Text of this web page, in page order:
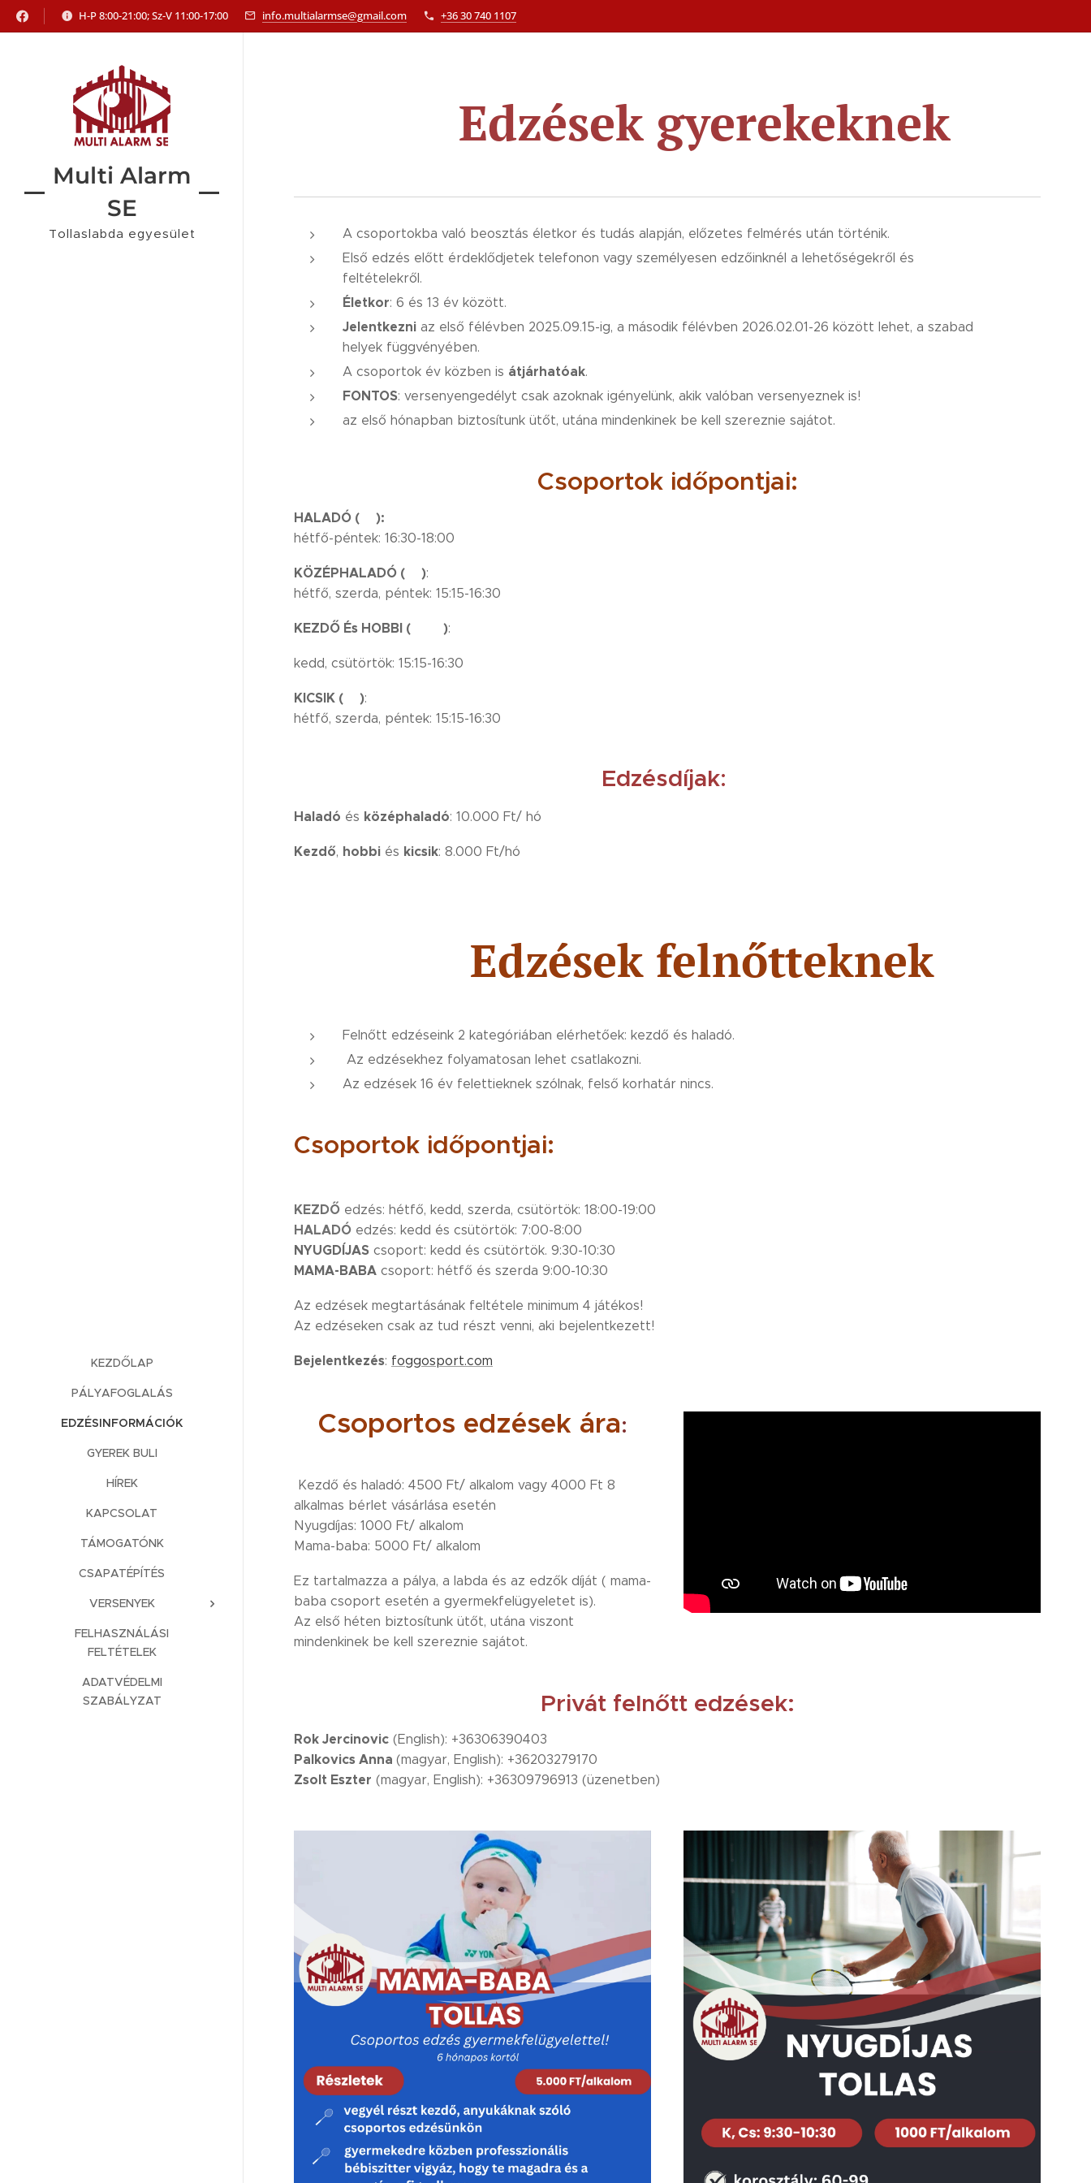
H-P 8:00-21:00; Sz-V 11:00-17:00 info.multialarmse@gmail.com +36 30 740 1107
Multi Alarm
SE
Tollaslabda egyesület
KEZDŐLAP
PÁLYAFOGLALÁS
EDZÉSINFORMÁCIÓK
GYEREK BULI
HÍREK
KAPCSOLAT
TÁMOGATÓNK
CSAPATÉPÍTÉS
VERSENYEK
FELHASZNÁLÁSI
FELTÉTELEK
ADATVÉDELMI
SZABÁLYZAT
🏸 Edzések gyerekeknek
A csoportokba való beosztás életkor és tudás alapján, előzetes felmérés után történik.
Első edzés előtt érdeklődjetek telefonon vagy személyesen edzőinknél a lehetőségekről és
feltételekről.
Életkor: 6 és 13 év között.
Jelentkezni az első félévben 2025.09.15-ig, a második félévben 2026.02.01-26 között lehet, a szabad
helyek függvényében.
A csoportok év közben is átjárhatóak.
FONTOS: versenyengedélyt csak azoknak igényelünk, akik valóban versenyeznek is!
az első hónapban biztosítunk ütőt, utána mindenkinek be kell szereznie sajátot.
Csoportok időpontjai:
HALADÓ (🔴):
hétfő-péntek: 16:30-18:00
KÖZÉPHALADÓ (🟢):
hétfő, szerda, péntek: 15:15-16:30
KEZDŐ És HOBBI (🟡🔵):
kedd, csütörtök: 15:15-16:30
KICSIK (🟣):
hétfő, szerda, péntek: 15:15-16:30
Edzésdíjak:
Haladó és középhaladó: 10.000 Ft/ hó
Kezdő, hobbi és kicsik: 8.000 Ft/hó
🏸 Edzések felnőtteknek
Felnőtt edzéseink 2 kategóriában elérhetőek: kezdő és haladó.
Az edzésekhez folyamatosan lehet csatlakozni.
Az edzések 16 év felettieknek szólnak, felső korhatár nincs.
Csoportok időpontjai:
KEZDŐ edzés: hétfő, kedd, szerda, csütörtök: 18:00-19:00
HALADÓ edzés: kedd és csütörtök: 7:00-8:00
NYUGDÍJAS csoport: kedd és csütörtök. 9:30-10:30
MAMA-BABA csoport: hétfő és szerda 9:00-10:30
Az edzések megtartásának feltétele minimum 4 játékos!
Az edzéseken csak az tud részt venni, aki bejelentkezett!
Bejelentkezés: foggosport.com
Csoportos edzések ára:
Kezdő és haladó: 4500 Ft/ alkalom vagy 4000 Ft 8
alkalmas bérlet vásárlása esetén
Nyugdíjas: 1000 Ft/ alkalom
Mama-baba: 5000 Ft/ alkalom
Ez tartalmazza a pálya, a labda és az edzők díját ( mama-
baba csoport esetén a gyermekfelügyeletet is).
Az első héten biztosítunk ütőt, utána viszont
mindenkinek be kell szereznie sajátot.
Privát felnőtt edzések:
Rok Jercinovic (English): +36306390403
Palkovics Anna (magyar, English): +36203279170
Zsolt Eszter (magyar, English): +36309796913 (üzenetben)